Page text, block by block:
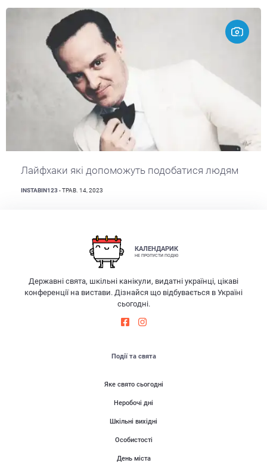
Лайфхаки які допоможуть подобатися людям
INSTABIN123 - ТРАВ. 14, 2023
КАЛЕНДАРИК
НЕ ПРОПУСТИ ПОДІЮ
Державні свята, шкільні канікули, видатні українці, цікаві
конференції на вистави. Дізнайся що відбувається в Україні
сьогодні.
Події та свята
Яке свято сьогодні
Неробочі дні
Шкільні вихідні
Особистості
День міста